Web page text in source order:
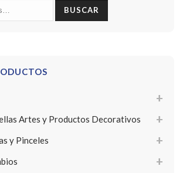
BUSCAR
Artes y Productos Decorativos
y Pinceles